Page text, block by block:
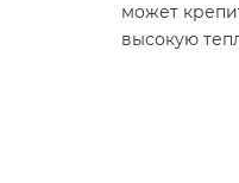
может
высокую